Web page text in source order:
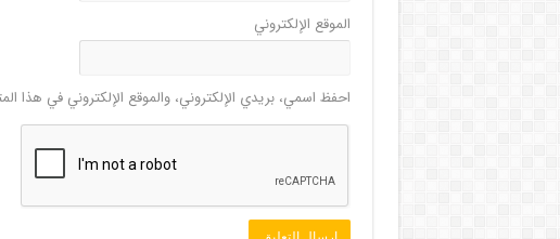
الموقع الإلكتروني
احفظ اسمي، بريدي الإلكتروني، والموقع الإلكتروني في هذا